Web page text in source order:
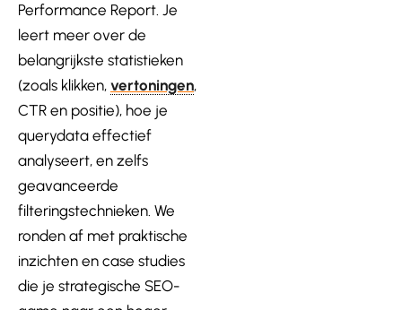
Performance Report. Je
leert meer over de
belangrijkste statistieken
(zoals klikken, vertoningen,
CTR en positie), hoe je
querydata effectief
analyseert, en zelfs
geavanceerde
filteringstechnieken. We
ronden af met praktische
inzichten en case studies
die je strategische SEO-